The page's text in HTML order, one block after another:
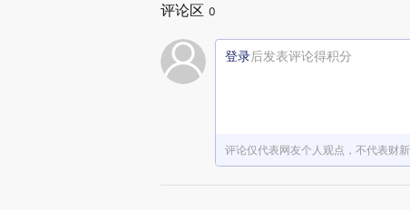
评论区 0
登录后发表评论得积分
评论仅代表网友个人观点，不代表财